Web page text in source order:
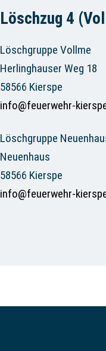
Löschzug 4
Löschgruppe Vollme
Herlinghauser Weg 18
58566 Kierspe
info@feuerwehr-
Löschgruppe
Neuenhaus
58566 Kierspe
info@feuerwehr-